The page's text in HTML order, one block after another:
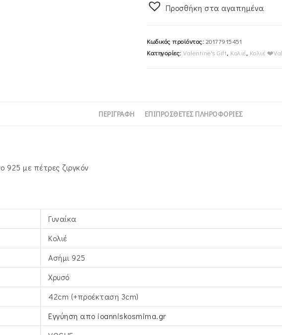
Με
Ζιργκόν
20177915451
Προσθήκη στα αγαπημένα
Κωδικός προϊόντος: 20177915451
Κατηγορίες: Valentine's Gift, Κολιέ, Κολιέ
ΠΕΡΙΓΡΑΦΉ ΕΠΙΠΡΌΣΘΕΤΕΣ ΠΛΗΡΟΦΟΡΊΕΣ
925 με πέτρες ζιργκόν
Γυναίκα
Κολιέ
Ασήμι 925
Χρυσό
42cm (+προέκταση 3cm)
Εγγύηση απο ioanniskosmima.gr